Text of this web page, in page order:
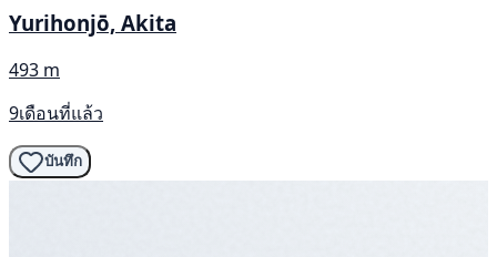
Yurihonjō, Akita
493 m
9เดือนที่แล้ว
บันทึก